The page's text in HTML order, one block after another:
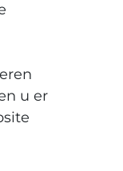
u er